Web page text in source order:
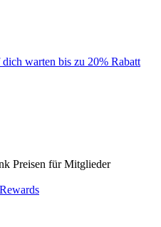
warten bis zu 20% Rabatt
Preisen für Mitglieder